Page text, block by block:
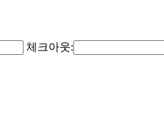
체크아웃: